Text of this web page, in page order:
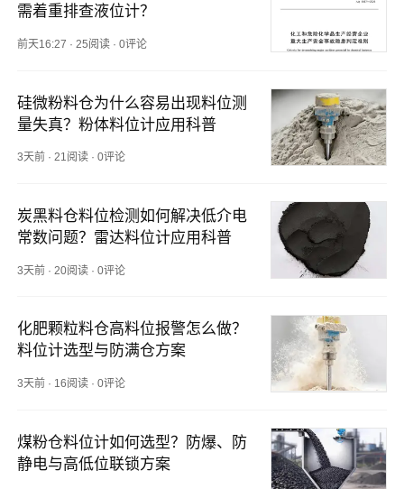
需着重排查液位计？
前天16:27 · 25阅读 ·0评论
硅微粉料仓为什么容易出现料位测
量失真？粉体料位计应用科普
3天前 ·21阅读 ·0评论
炭黑料仓料位检测如何解决低介电
常数问题？雷达料位计应用科普
3天前 · 20阅读 ·0评论
化肥颗粒料仓高料位报警怎么做？
料位计选型与防满仓方案
3天前 · 16阅读 ·0评论
煤粉仓料位计如何选型？防爆、防
静电与高低位联锁方案